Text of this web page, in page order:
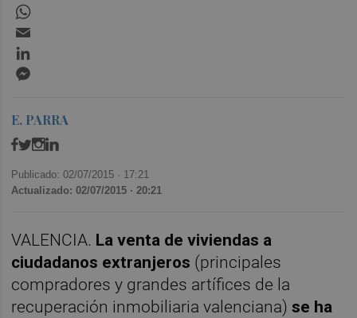
E. PARRA
Publicado: 02/07/2015 · 17:21
Actualizado: 02/07/2015 · 20:21
VALENCIA. La venta de viviendas a
ciudadanos extranjeros (principales
compradores y grandes artífices de la
recuperación inmobiliaria valenciana)se ha